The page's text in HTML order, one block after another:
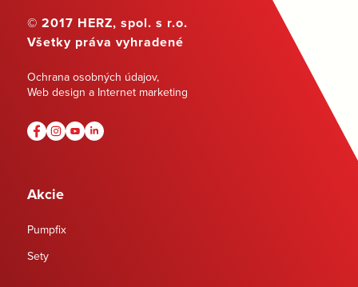
© 2017 HERZ, spol. s r.o.
Všetky práva vyhradené
Ochrana osobných údajov,
Web design a Internet marketing
Akcie
Pumpfix
Sety